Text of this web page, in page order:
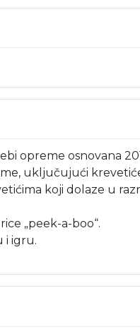
opreme osnovana
uključujući
koji dolaze u
„peek-a-boo“.
i igru.